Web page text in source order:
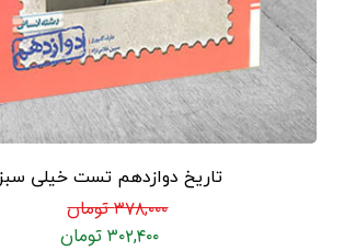
تاریخ دوازدهم تست خیلی سبز
۳۷۸,۰۰۰ تومان
۳۰۲,۴۰۰ تومان